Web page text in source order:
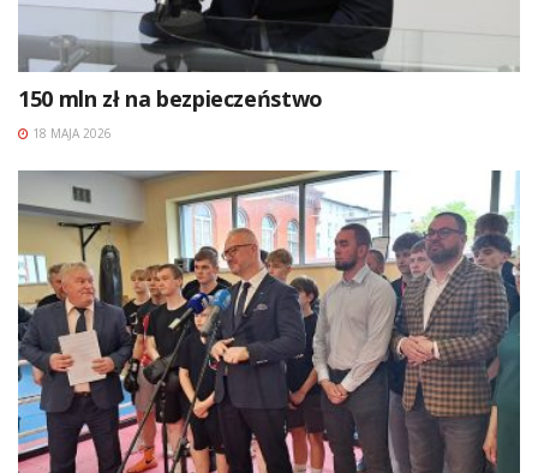
150 mln zł na bezpieczeństwo
18 MAJA 2026